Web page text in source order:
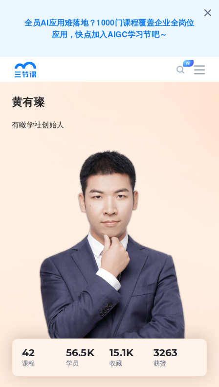
全员AI应用难落地？1000门课程覆盖企业全岗位
应用，快点加入AIGC学习节吧～
200+门DeepSeek应用课程免费体验，快带团队
培训人只给员工找学习资源，却忘记自己也要成长
提升？90天免费学习期限只为培训人开放
出海业务到底要落地哪些国家才合适？国别文化与
扶持政策均在这里能找到
企业正处于快速成长期，但员工能力跟不上发展？
8000门课程解决成长型企业所有岗位技能差距
营销获客｜流量转化｜数据驱动｜销售赢单 4000
+课程等你带团队一起免费学习
AI职场发展实战课：深度解读AI在不同职业场景下
的业务赋能
🔥精选10门AI王牌课：助你成功入行AI岗位，🚀
成为行业AI人才！
三节课X工信部AI岗位能力认证 · 全国合伙人招
募！
42
课程
56.5K
学员
15.1K
收藏
3263
获赞
黄有璨
有瞰学社创始人